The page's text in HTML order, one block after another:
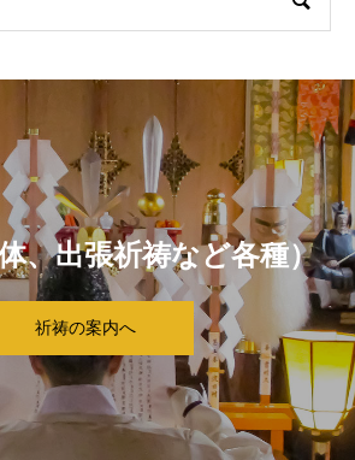
、出張祈祷など各種）
祈祷の案内へ